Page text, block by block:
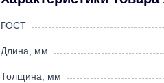
ГОСТ
Длина, мм
Толщина, мм